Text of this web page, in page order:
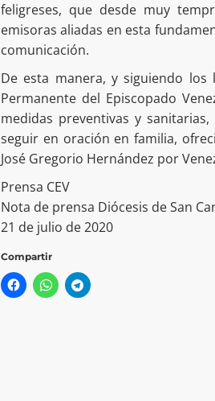
feligreses, que desde muy
emisoras aliadas en esta
comunicación.
De esta manera, y siguiendo
Permanente del Episcopado
medidas preventivas y
seguir en oración en familia,
José Gregorio Hernández por
Prensa CEV
Nota de prensa Diócesis de San
21 de julio de 2020
Compartir